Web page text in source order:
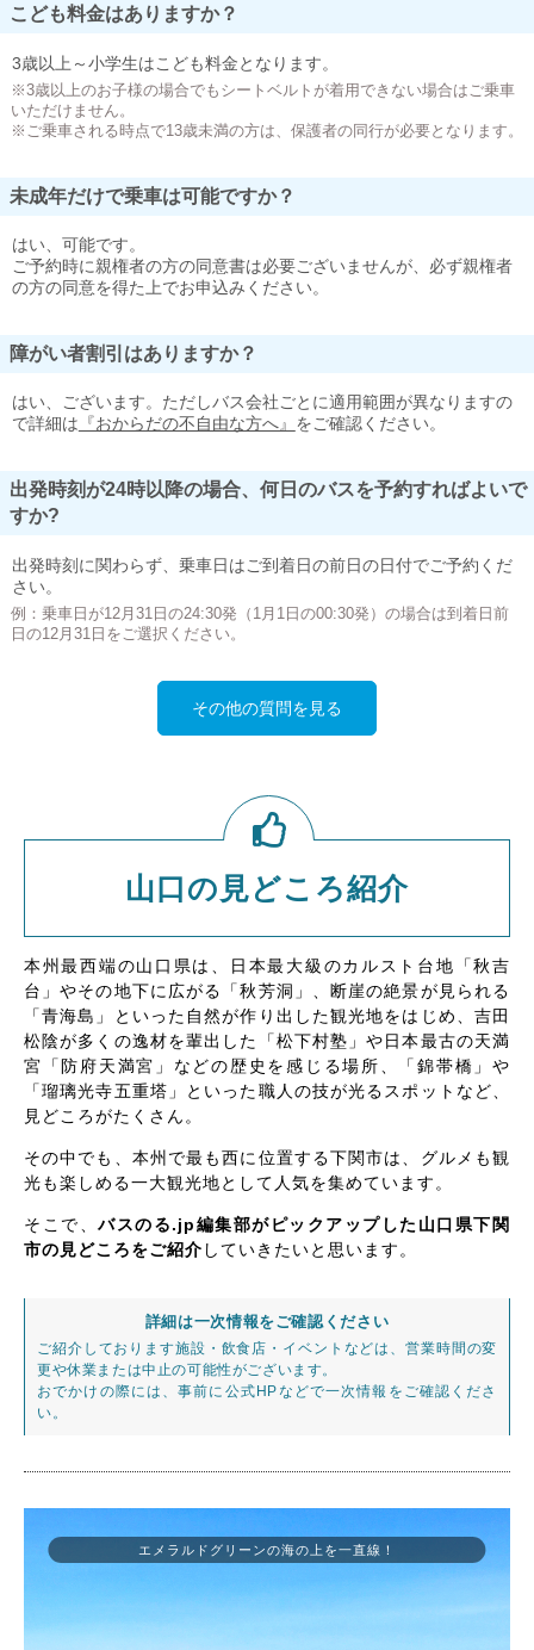
こども料金はありますか？
3歳以上～小学生はこども料金となります。
※3歳以上のお子様の場合でもシートベルトが着用できない場合はご乗車
いただけません。
※ご乗車される時点で13歳未満の方は、保護者の同行が必要となります。
未成年だけで乗車は可能ですか？
はい、可能です。
ご予約時に親権者の方の同意書は必要ございませんが、必ず親権者
の方の同意を得た上でお申込みください。
障がい者割引はありますか？
はい、ございます。ただしバス会社ごとに適用範囲が異なりますの
で詳細は 『おからだの不自由な方へ』 をご確認ください。
出発時刻が24時以降の場合、何日のバスを予約すればよいで
すか?
出発時刻に関わらず、乗車日はご到着日の前日の日付でご予約くだ
さい。
例：乗車日が12月31日の24:30発（1月1日の00:30発）の場合は到着日前
日の12月31日をご選択ください。
その他の質問を見る
山口の見どころ紹介
本州最西端の山口県は、日本最大級のカルスト台地「秋吉
台」やその地下に広がる「秋芳洞」、断崖の絶景が見られる
「青海島」といった自然が作り出した観光地をはじめ、吉田
松陰が多くの逸材を輩出した「松下村塾」や日本最古の天満
宮「防府天満宮」などの歴史を感じる場所、「錦帯橋」や
「瑠璃光寺五重塔」といった職人の技が光るスポットなど、
見どころがたくさん。
その中でも、本州で最も西に位置する下関市は、グルメも観
光も楽しめる一大観光地として人気を集めています。
そこで、バスのる.jp編集部がピックアップした山口県下関
市の見どころをご紹介 していきたいと思います。
詳細は一次情報をご確認ください
ご紹介しております施設・飲食店・イベントなどは、営業時間の変
更や休業または中止の可能性がございます。
おでかけの際には、事前に公式HPなどで一次情報をご確認くださ
い。
エメラルドグリーンの海の上を一直線！